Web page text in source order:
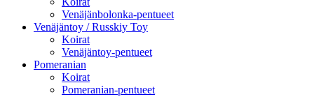
Venäjänbolonka-pentueet
Venäjäntoy / Russkiy Toy
Koirat
Venäjäntoy-pentueet
Pomeranian
Koirat
Pomeranian-pentueet